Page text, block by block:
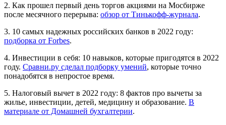
2. Как прошел первый день торгов акциями на Мосбирже
после месячного перерыва: обзор от Тинькофф-журнала.
3. 10 самых надежных российских банков в 2022 году:
подборка от Forbes.
4. Инвестиции в себя: 10 навыков, которые пригодятся в 2022
году. Сравни.ру сделал подборку умений, которые точно
понадобятся в непростое время.
5. Налоговый вычет в 2022 году: 8 фактов про вычеты за
жилье, инвестиции, детей, медицину и образование. В
материале от Домашней бухгалтерии.